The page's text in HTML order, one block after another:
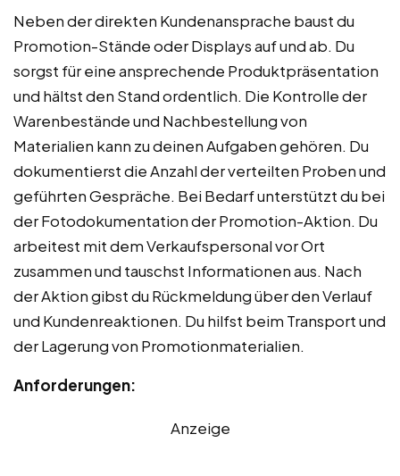
Neben der direkten Kundenansprache baust du
Promotion-Stände oder Displays auf und ab. Du
sorgst für eine ansprechende Produktpräsentation
und hältst den Stand ordentlich. Die Kontrolle der
Warenbestände und Nachbestellung von
Materialien kann zu deinen Aufgaben gehören. Du
dokumentierst die Anzahl der verteilten Proben und
geführten Gespräche. Bei Bedarf unterstützt du bei
der Fotodokumentation der Promotion-Aktion. Du
arbeitest mit dem Verkaufspersonal vor Ort
zusammen und tauschst Informationen aus. Nach
der Aktion gibst du Rückmeldung über den Verlauf
und Kundenreaktionen. Du hilfst beim Transport und
der Lagerung von Promotionmaterialien.
Anforderungen:
Anzeige